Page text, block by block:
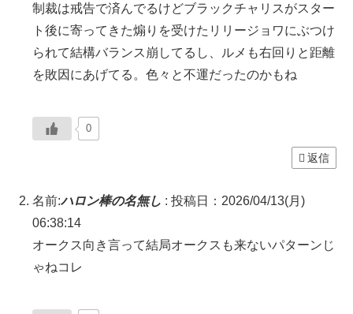
制裁は戒告で済んでるけどブラックチャリスがスター
ト後に寄ってきた煽りを受けたリリージョワにぶつけ
られて結構バランス崩してるし、ルメも右回りと距離
を敗因にあげてる。色々と不運だったのかもね
0
返信
名前:ハロン棒の名無し : 投稿日：2026/04/13(月)
06:38:14
オークス向き言って結局オークスも来ないパターンじ
ゃねコレ